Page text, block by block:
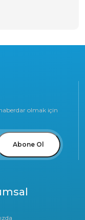
olmak için
Abone Ol